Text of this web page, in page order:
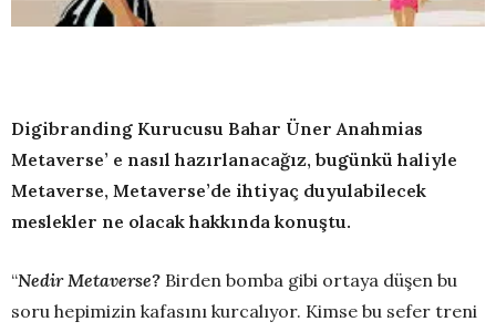
Digibranding Kurucusu Bahar Üner Anahmias
Metaverse’ e nasıl hazırlanacağız, bugünkü haliyle
Metaverse, Metaverse’de ihtiyaç duyulabilecek
meslekler ne olacak hakkında konuştu.
“Nedir Metaverse? Birden bomba gibi ortaya düşen bu
soru hepimizin kafasını kurcalıyor. Kimse bu sefer treni